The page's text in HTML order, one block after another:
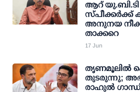
ആറ് യു.ബി.ടി
സ്പീക്കര്‍ക്ക്
അനുനയ
താക്കറെ
17 Jun
തൃണമൂലില്‍
തുടരുന്നു;
രാഹുല്‍